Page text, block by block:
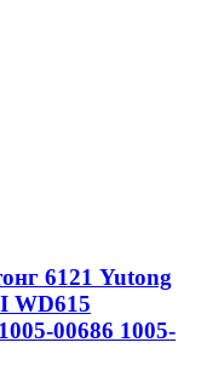
6121 Yutong
00686 1005-